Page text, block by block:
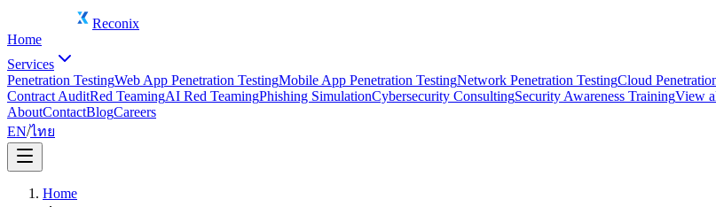
Reconix
Home
Services
Penetration TestingWeb App Penetration TestingMobile App Penetration TestingNetwork Penetration TestingCloud
Contract AuditRed TeamingAI Red TeamingPhishing SimulationCybersecurity ConsultingSecurity Awareness TrainingView
AboutContactBlogCareers
EN/ไทย
Home